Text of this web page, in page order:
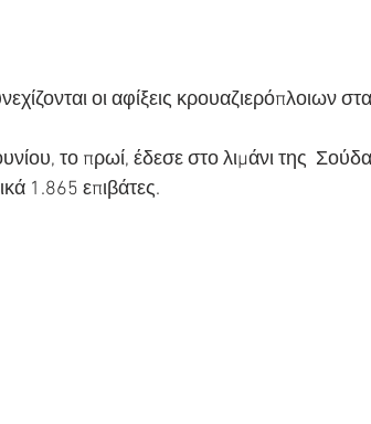
οι αφίξεις κρουαζιερόπλοιων
το πρωί, έδεσε στο λιμάνι της
1.865 επιβάτες.